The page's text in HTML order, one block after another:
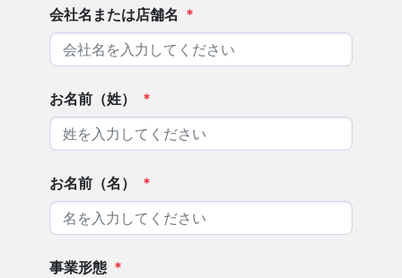
会社名または店舗名 *
お名前（姓） *
お名前（名） *
事業形態 *